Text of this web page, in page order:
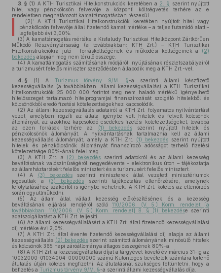
3. § (1) A KTH Turisztikai Hitelkonstrukciók keretében a 2. § szerint nyújtott
hitel vagy pénzkölcsön felvevője a központi költségvetés terhére az e
rendeletben meghatározott kamattámogatásban részesül.
(2) 1
A KTH Turisztikai Hitelkonstrukciók keretében nyújtott hitel vagy
pénzkölcsön felvevője által fizetendő kamat mértéke – a teljes futamidő alatt –
legfeljebb évi 3,00%.
(3) A kamattámogatás mértéke a Kisfaludy Turisztikai Hitelközpont Zártkörűen
Működő Részvénytársaság (a továbbiakban: KTH Zrt.) – KTH Turisztikai
Hitelkonstrukciókra jutó – forrásköltségének és működési költségeinek a (2)
bekezdés alapján meg nem térülő összege.
(4) A kamattámogatás számításának módjáról, nyújtásának részletszabályairól
a turizmusért felelős miniszter szerződésben állapodik meg a KTH Zrt.-vel.
4. § (1) A Turizmus törvény 9/M. §-a szerinti állami készfizető
kezességvállalás (a továbbiakban: állami kezességvállalás) a KTH Turisztikai
Hitelkonstrukciók 25 000 000 forintot meg nem haladó mértékű igényelhető
hitelösszeget tartalmazó hitelprogramjai finanszírozását szolgáló hitelekből és
kölcsönökből eredő fizetési kötelezettségekhez kapcsolódik.
(2) Az állami kezességvállalás adatairól a KTH Zrt. folyamatos nyilvántartást
vezet, amelyben rögzíti az általa igénybe vett hitelek és felvett kölcsönök
állományát, az azokhoz kapcsolódó esedékes fizetési kötelezettségeket, továbbá
az ezen források terhére az
(1) bekezdésszerint nyújtott hitelek és
pénzkölcsönök állományát. A nyilvántartásnak tartalmaznia kell az állami
kezességvállalás állományát, amely a KTH Zrt. (1) bekezdés szerint nyújtott
hitelek és pénzkölcsönök állományát finanszírozó adósságot terhelő fizetési
kötelezettsége 80%-ának felel meg.
(3) A KTH Zrt. a (2) bekezdés szerinti adatokról és az állami kezesség
beváltásának valószínűségéről negyedévente – elektronikus úton – tájékoztatja
az államháztartásért felelős minisztert és a turizmusért felelős minisztert.
(4) A (3) bekezdésszerinti miniszterek által vezetett minisztériumok
jogosultak a (3) bekezdés szerinti tájékoztatás ellenőrzésére, amelynek
lefolytatásához szakértőt is igénybe vehetnek. A KTH Zrt. köteles az ellenőrzés
során együttműködni.
(5) Az állam által vállalt kezesség előkészítésének és a kezesség
beváltásának eljárási rendjéről szóló110/2006. (V. 5.) Korm. rendelet [a
továbbiakban: 110/2006. (V. 5.) Korm. rendelet] 8. § (1) bekezdése szerinti
adatszolgáltatást a KTH Zrt. teljesíti.
(6) Az állami kezességvállalásért a KTH Zrt. által fizetendő kezességvállalási
díj mértéke évi 2,0%.
(7) A KTH Zrt. által évente fizetendő kezességvállalási díj alapja az állami
kezességvállalás (2) bekezdés szerint számított állományának minősülő hitelek
és kölcsönök 365 napi záróállománya átlagos összegének 80%-a.
(8) A KTH Zrt. a kezességvállalási díjat a tárgyévet követő év március 31-ig az
10032000-01034004-00000000 számú Különleges bevételek számlára történő
átutalás útján köteles megfizetni. Az átutalásnál szükséges feltüntetni, hogy a
befizetés a Turizmus törvény 9/M. §-a szerinti állami kezességvállalás díja.